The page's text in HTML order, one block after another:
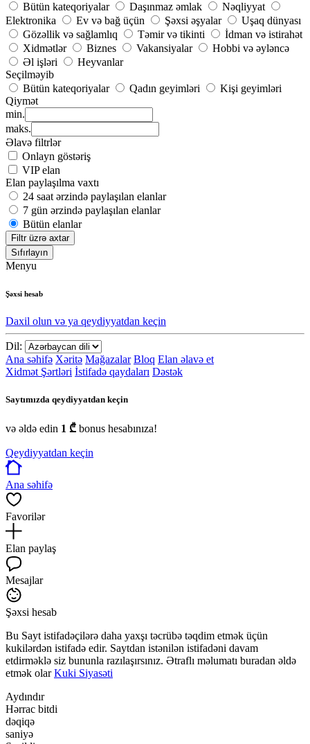
Bütün kateqoriyalar
Daşınmaz əmlak
Nəqliyyat
Elektronika
Ev və bağ üçün Şəxsi əşyalar
Uşaq dünyası
Gözəllik və sağlamlıq
Təmir və tikinti
İdman və istirahət
Xidmətlər
Biznes Vakansiyalar
Hobbi və əyləncə
Əl işləri
Heyvanlar
Seçilməyib
Bütün kateqoriyalar
Qadın geyimləri
Kişi geyimləri
Qiymət
min.
maks.
Əlavə filtrlər
Onlayn göstəriş
VIP elan
Elan paylaşılma vaxtı
24 saat ərzində paylaşılan elanlar
7 gün ərzində paylaşılan elanlar
Bütün elanlar
Filtr üzrə axtar
Sıfırlayın
Menyu
Şəxsi hesab
Daxil olun və ya qeydiyyatdan keçin
Dil:
Ana səhifə Xəritə Mağazalar Bloq Elan əlavə et
Xidmət Şərtləri İstifadə qaydaları Dəstək
Saytımızda qeydiyyatdan keçin
və əldə edin 1 ₾ bonus hesabınıza!
Qeydiyyatdan keçin
Ana səhifə
Favorilər
Elan paylaş
Mesajlar
Şəxsi hesab
Bu Sayt istifadəçilərə daha yaxşı təcrübə təqdim etmək üçün
kukilərdən istifadə edir. Saytdan istənilən istifadəni davam
etdirməklə siz bununla razılaşırsınız. Ətraflı məlumatı buradan əldə
etmək olarKuki Siyasəti
Aydındır
Hərrac bitdi
dəqiqə
saniyə